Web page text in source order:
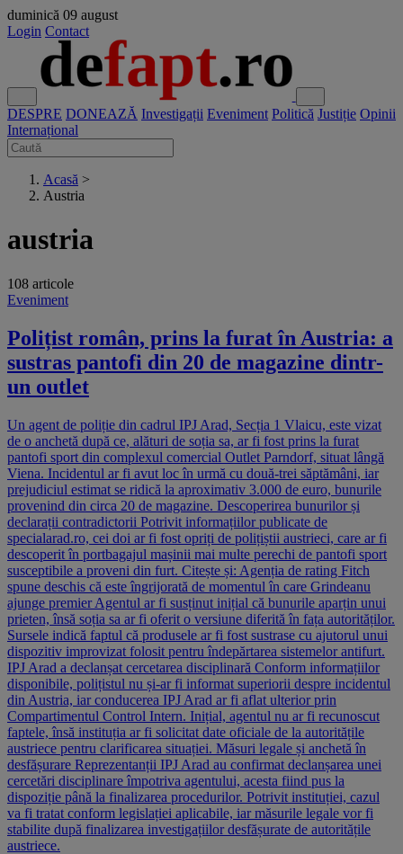
duminică 09 august
Login Contact
DESPRE DONEAZĂ Investigații Eveniment Politică Justiție Opinii
Internațional
Acasă >
Austria
austria
108 articole
Eveniment
Polițist român, prins la furat în Austria: a
sustras pantofi din 20 de magazine dintr-
un outlet
Un agent de poliție din cadrul IPJ Arad, Secția 1 Vlaicu, este vizat
de o anchetă după ce, alături de soția sa, ar fi fost prins la furat
pantofi sport din complexul comercial Outlet Parndorf, situat lângă
Viena. Incidentul ar fi avut loc în urmă cu două-trei săptămâni, iar
prejudiciul estimat se ridică la aproximativ 3.000 de euro, bunurile
provenind din circa 20 de magazine. Descoperirea bunurilor și
declarații contradictorii Potrivit informațiilor publicate de
specialarad.ro, cei doi ar fi fost opriți de polițiștii austrieci, care ar fi
descoperit în portbagajul mașinii mai multe perechi de pantofi sport
susceptibile a proveni din furt. Citește și: Agenția de rating Fitch
spune deschis că este îngrijorată de momentul în care Grindeanu
ajunge premier Agentul ar fi susținut inițial că bunurile aparțin unui
prieten, însă soția sa ar fi oferit o versiune diferită în fața autorităților.
Sursele indică faptul că produsele ar fi fost sustrase cu ajutorul unui
dispozitiv improvizat folosit pentru îndepărtarea sistemelor antifurt.
IPJ Arad a declanșat cercetarea disciplinară Conform informațiilor
disponibile, polițistul nu și-ar fi informat superiorii despre incidentul
din Austria, iar conducerea IPJ Arad ar fi aflat ulterior prin
Compartimentul Control Intern. Inițial, agentul nu ar fi recunoscut
faptele, însă instituția ar fi solicitat date oficiale de la autoritățile
austriece pentru clarificarea situației. Măsuri legale și anchetă în
desfășurare Reprezentanții IPJ Arad au confirmat declanșarea unei
cercetări disciplinare împotriva agentului, acesta fiind pus la
dispoziție până la finalizarea procedurilor. Potrivit instituției, cazul
va fi tratat conform legislației aplicabile, iar măsurile legale vor fi
stabilite după finalizarea investigațiilor desfășurate de autoritățile
austriece.